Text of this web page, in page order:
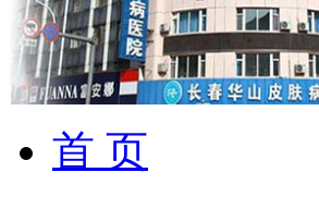
首 页